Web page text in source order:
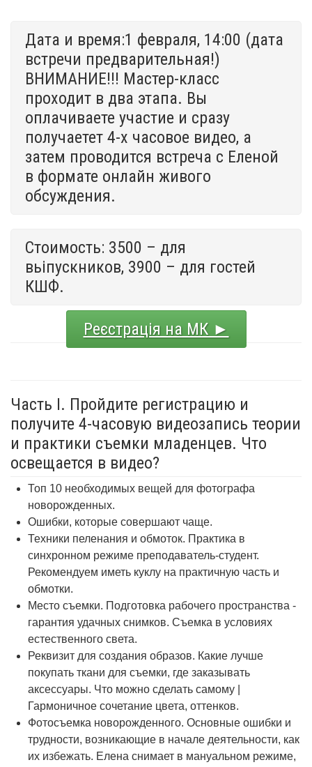
Дата и время:1 февраля, 14:00 (дата
встречи предварительная!)
ВНИМАНИЕ!!! Мастер-класс
проходит в два этапа. Вы
оплачиваете участие и сразу
получаетет 4-х часовое видео, а
затем проводится встреча с Еленой
в формате онлайн живого
обсуждения.
Стоимость: 3500 – для
вьіпускников, 3900 – для гостей
КШФ.
Реєстрація на МК ►
Часть I. Пройдите регистрацию и
получите 4-часовую видеозапись теории
и практики съемки младенцев. Что
освещается в видео?
Топ 10 необходимых вещей для фотографа
новорожденных.
Ошибки, которые совершают чаще.
Техники пеленания и обмоток. Практика в
синхронном режиме преподаватель-студент.
Рекомендуем иметь куклу на практичную часть и
обмотки.
Место съемки. Подготовка рабочего пространства -
гарантия удачных снимков. Съемка в условиях
естественного света.
Реквизит для создания образов. Какие лучше
покупать ткани для съемки, где заказывать
аксессуары. Что можно сделать самому |
Гармоничное сочетание цвета, оттенков.
Фотосъемка новорожденного. Основные ошибки и
трудности, возникающие в начале деятельности, как
их избежать. Елена снимает в мануальном режиме,